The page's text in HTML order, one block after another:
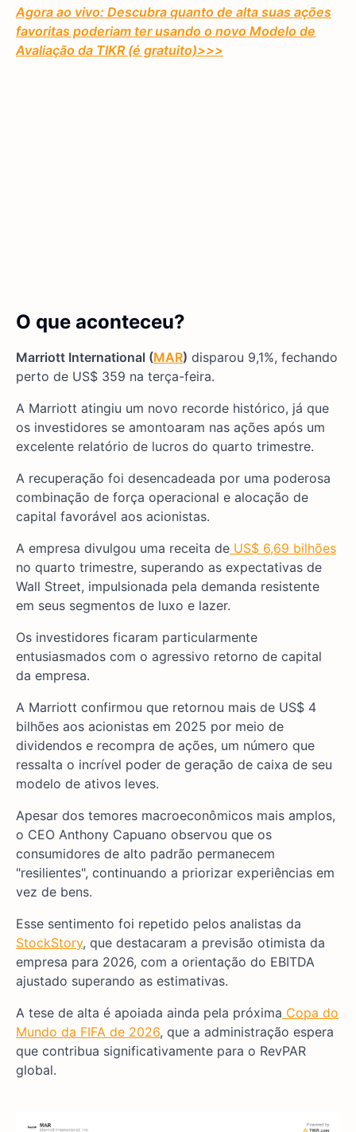
Agora ao vivo: Descubra quanto de alta suas ações
favoritas poderiam ter usando o novo Modelo de
Avaliação da TIKR (é gratuito)>>>
O que aconteceu?
Marriott International (MAR) disparou 9,1%, fechando
perto de US$ 359 na terça-feira.
A Marriott atingiu um novo recorde histórico, já que
os investidores se amontoaram nas ações após um
excelente relatório de lucros do quarto trimestre.
A recuperação foi desencadeada por uma poderosa
combinação de força operacional e alocação de
capital favorável aos acionistas.
A empresa divulgou uma receita de US$ 6,69 bilhões
no quarto trimestre, superando as expectativas de
Wall Street, impulsionada pela demanda resistente
em seus segmentos de luxo e lazer.
Os investidores ficaram particularmente
entusiasmados com o agressivo retorno de capital
da empresa.
A Marriott confirmou que retornou mais de US$ 4
bilhões aos acionistas em 2025 por meio de
dividendos e recompra de ações, um número que
ressalta o incrível poder de geração de caixa de seu
modelo de ativos leves.
Apesar dos temores macroeconômicos mais amplos,
o CEO Anthony Capuano observou que os
consumidores de alto padrão permanecem
"resilientes", continuando a priorizar experiências em
vez de bens.
Esse sentimento foi repetido pelos analistas da
StockStory, que destacaram a previsão otimista da
empresa para 2026, com a orientação do EBITDA
ajustado superando as estimativas.
A tese de alta é apoiada ainda pela próxima Copa do
Mundo da FIFA de 2026, que a administração espera
que contribua significativamente para o RevPAR
global.